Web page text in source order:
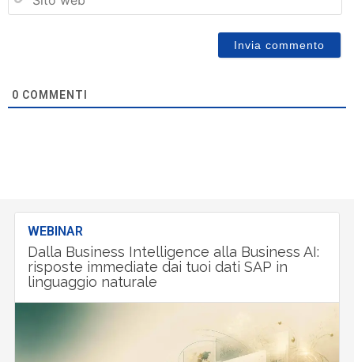
0 COMMENTI
WEBINAR
Dalla Business Intelligence alla Business AI:
risposte immediate dai tuoi dati SAP in
linguaggio naturale